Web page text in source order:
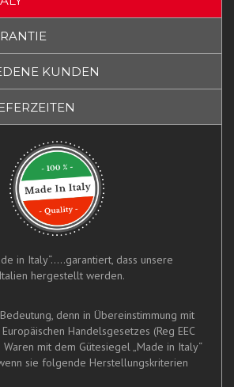
KUNDEN
in Italy“.....garantiert, dass unsere
hergestellt werden.
denn in Übereinstimmung mit
Handelsgesetzes (Reg EEC
mit dem Gütesiegel „Made in Italy“
sie folgende Herstellungskriterien